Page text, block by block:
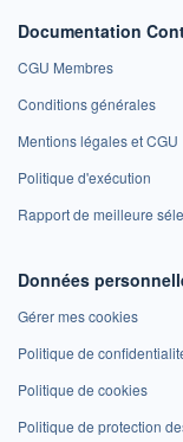
Documentation
CGU Membres
Conditions générales
Mentions légales et CGU
Politique d'exécution
Rapport de meilleure
Données
Gérer mes cookies
Politique de
Politique de cookies
Politique de protection